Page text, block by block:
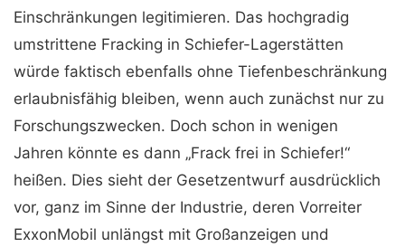
Einschränkungen legiti­mieren. Das hochgradig
umstrittene Fracking in Schiefer-La­gerstätten
würde faktisch ebenfalls ohne Tiefenbeschränkung
erlaubnisfähig bleiben, wenn auch zunächst nur zu
Forschungs­zwecken. Doch schon in wenigen
Jahren könnte es dann „Frack frei in Schiefer!“
heißen. Dies sieht der Gesetzentwurf ausdrücklich
vor, ganz im Sinne der Industrie, deren Vorreiter
ExxonMobil unlängst mit Großan­zeigen und